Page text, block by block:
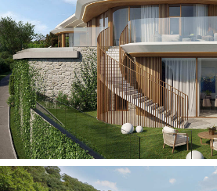
Обработка персональных данных
Политика конфиденциальности
© Archi-Nova, 2025